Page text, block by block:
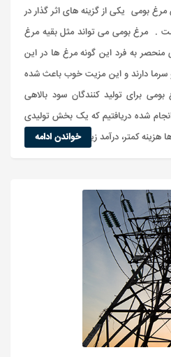
بومی یکی از گزینه های اثر گذار در
. مرغ بومی می تواند مثل بقیه مرغ
به فرد این گونه مرغ ها در این
سرما دارند و این مزیت خوب باعث شده
برای تولید کنندگان سود بالاهی
شده دریافتیم که یک بخش تولیدی
کمتر، درآمد زیادی را به مرغ دا...
خواندن ادامه